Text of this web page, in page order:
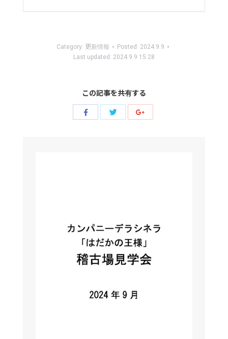
Category: 更新情報 Posted: 2024.9.9
Last updated: 2024.9.9 15:28
この記事を共有する
Share
Share